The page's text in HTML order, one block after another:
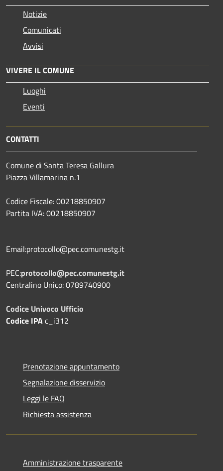
Notizie
Comunicati
Avvisi
VIVERE IL COMUNE
Luoghi
Eventi
CONTATTI
Comune di Santa Teresa Gallura
Piazza Villamarina n.1
Codice Fiscale: 00218850907
Partita IVA: 00218850907
Email:protocollo@pec.comunestg.it
PEC:protocollo@pec.comunestg.it
Centralino Unico: 0789740900
Codice Univoco Ufficio
Codice IPAc_i312
Prenotazione appuntamento
Segnalazione disservizio
Leggi le FAQ
Richiesta assistenza
Amministrazione trasparente